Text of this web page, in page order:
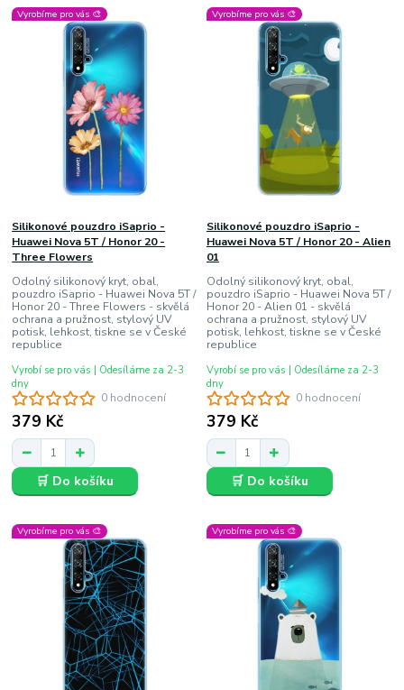
Vyrobíme pro vás 🎨
0 hodnocení
Silikonové pouzdro iSaprio -
Huawei Nova 5T / Honor 20 -
Three Flowers
Odolný silikonový kryt, obal,
pouzdro iSaprio - Huawei Nova 5T /
Honor 20 - Three Flowers - skvělá
ochrana a pružnost, stylový UV
potisk, lehkost, tiskne se v České
republice
379 Kč
Vyrobí se pro vás | Odesíláme za 2-3
dny
🛒 Do košíku
Vyrobíme pro vás 🎨
0 hodnocení
Silikonové pouzdro iSaprio -
Huawei Nova 5T / Honor 20 - Alien
01
Odolný silikonový kryt, obal,
pouzdro iSaprio - Huawei Nova 5T /
Honor 20 - Alien 01 - skvělá
ochrana a pružnost, stylový UV
potisk, lehkost, tiskne se v České
republice
379 Kč
Vyrobí se pro vás | Odesíláme za 2-3
dny
🛒 Do košíku
Vyrobíme pro vás 🎨 Vyrobíme pro vás 🎨